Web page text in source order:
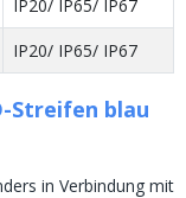
IP20/ IP65/ IP67
IP20/ IP65/ IP67
Streifen blau
in Verbindung mit